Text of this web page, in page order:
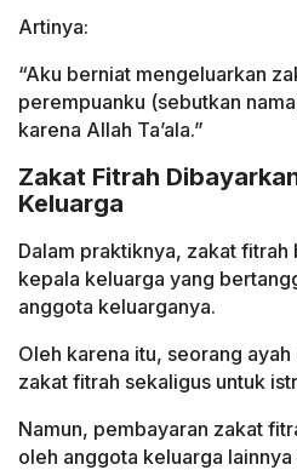
Artinya:
“Aku berniat mengeluarkan
perempuanku (sebutkan
karena Allah Ta’ala.”
Zakat Fitrah
Keluarga
Dalam praktiknya, zakat fitrah
kepala keluarga yang
anggota keluarganya.
Oleh karena itu, seorang
zakat fitrah sekaligus untuk
Namun, pembayaran zakat
oleh anggota keluarga